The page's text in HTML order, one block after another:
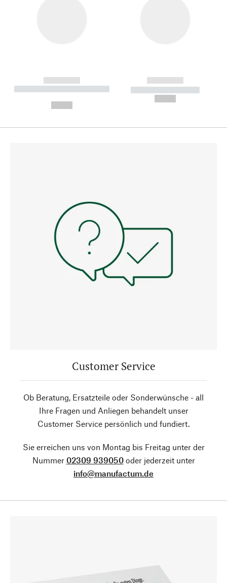
------------
----------- ----------- --------
------------
----------- -----------
Customer Service
Ob Beratung, Ersatzteile oder Sonderwünsche - all
Ihre Fragen und Anliegen behandelt unser
Customer Service persönlich und fundiert.
Sie erreichen uns von Montag bis Freitag unter der
Nummer 02309 939050oder jederzeit unter
info@manufactum.de